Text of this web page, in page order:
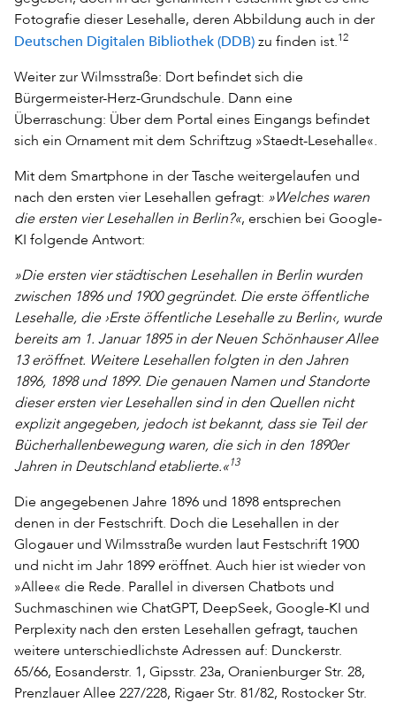
Fotografie dieser Lesehalle, deren Abbildung auch in der
Deutschen Digitalen Bibliothek (DDB) zu finden ist. 12
Weiter zur Wilmsstraße: Dort befindet sich die
Bürgermeister-Herz-Grundschule. Dann eine
Überraschung: Über dem Portal eines Eingangs befindet
sich ein Ornament mit dem Schriftzug »Staedt-Lesehalle«.
Mit dem Smartphone in der Tasche weitergelaufen und
nach den ersten vier Lesehallen gefragt: »Welches waren
die ersten vier Lesehallen in Berlin?«, erschien bei Google-
KI folgende Antwort:
»Die ersten vier städtischen Lesehallen in Berlin wurden
zwischen 1896 und 1900 gegründet. Die erste öffentliche
Lesehalle, die ›Erste öffentliche Lesehalle zu Berlin‹, wurde
bereits am 1. Januar 1895 in der Neuen Schönhauser Allee
13 eröffnet. Weitere Lesehallen folgten in den Jahren
1896, 1898 und 1899. Die genauen Namen und Standorte
dieser ersten vier Lesehallen sind in den Quellen nicht
explizit angegeben, jedoch ist bekannt, dass sie Teil der
Bücherhallenbewegung waren, die sich in den 1890er
Jahren in Deutschland etablierte.« 13
Die angegebenen Jahre 1896 und 1898 entsprechen
denen in der Festschrift. Doch die Lesehallen in der
Glogauer und Wilmsstraße wurden laut Festschrift 1900
und nicht im Jahr 1899 eröffnet. Auch hier ist wieder von
»Allee« die Rede. Parallel in diversen Chatbots und
Suchmaschinen wie ChatGPT, DeepSeek, Google-KI und
Perplexity nach den ersten Lesehallen gefragt, tauchen
weitere unterschiedlichste Adressen auf: Dunckerstr.
65/66, Eosanderstr. 1, Gipsstr. 23a, Oranienburger Str. 28,
Prenzlauer Allee 227/228, Rigaer Str. 81/82, Rostocker Str.